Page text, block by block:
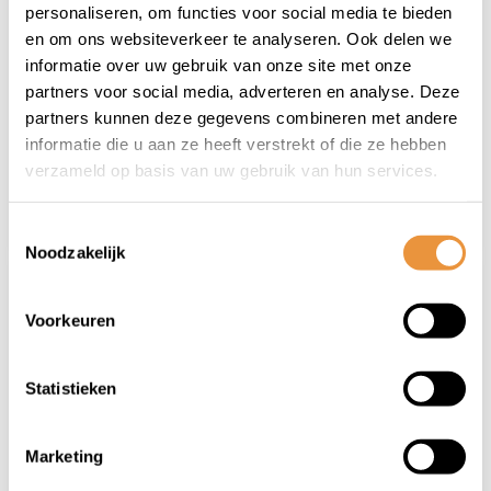
personaliseren, om functies voor social media te bieden
en om ons websiteverkeer te analyseren. Ook delen we
informatie over uw gebruik van onze site met onze
partners voor social media, adverteren en analyse. Deze
partners kunnen deze gegevens combineren met andere
informatie die u aan ze heeft verstrekt of die ze hebben
verzameld op basis van uw gebruik van hun services.
Noodzakelijk
Voorkeuren
Statistieken
Marketing
Oppompnippel
BMX/ATB met
terugslagventiel
(25*)
Op voorraad
35,95
Rempotdekselschroef
Bofix M4 x 10 (25
stuks)
Niet op voorraad
5,95